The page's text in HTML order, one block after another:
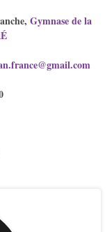
Gymnase de la
france@gmail.com